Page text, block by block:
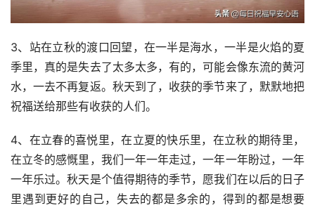
3、站在立秋的渡口回望，在一半是海水，一半是火焰的夏
季里，真的是失去了太多太多，有的，可能会像东流的黄河
水，一去不再复返。秋天到了，收获的季节来了，默默地把
祝福送给那些有收获的人们。
4、在立春的喜悦里，在立夏的快乐里，在立秋的期待里，
在立冬的感慨里，我们一年一年走过，一年一年盼过，一年
一年乐过。秋天是个值得期待的季节，愿我们在以后的日子
里遇到更好的自己，失去的都是多余的，得到的都是想要